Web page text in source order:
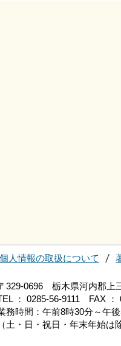
個人情報の取扱について
329-0696 栃木県河内郡上
： 0285-56-9111 FAX ：
務時間：午前8時30分～午
（土・日・祝日・年末年始は